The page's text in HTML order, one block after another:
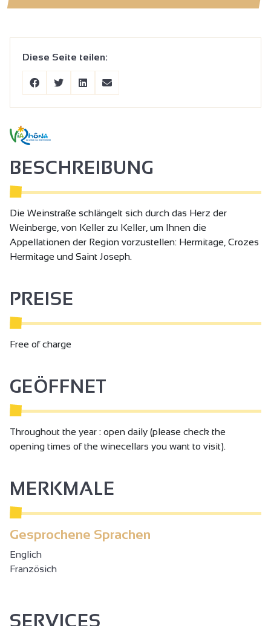
Diese Seite teilen:
BESCHREIBUNG
Die Weinstraße schlängelt sich durch das Herz der
Weinberge, von Keller zu Keller, um Ihnen die
Appellationen der Region vorzustellen: Hermitage, Crozes
Hermitage und Saint Joseph.
PREISE
Free of charge
GEÖFFNET
Throughout the year : open daily (please check the
opening times of the winecellars you want to visit).
MERKMALE
Gesprochene Sprachen
Englich
Französich
SERVICES